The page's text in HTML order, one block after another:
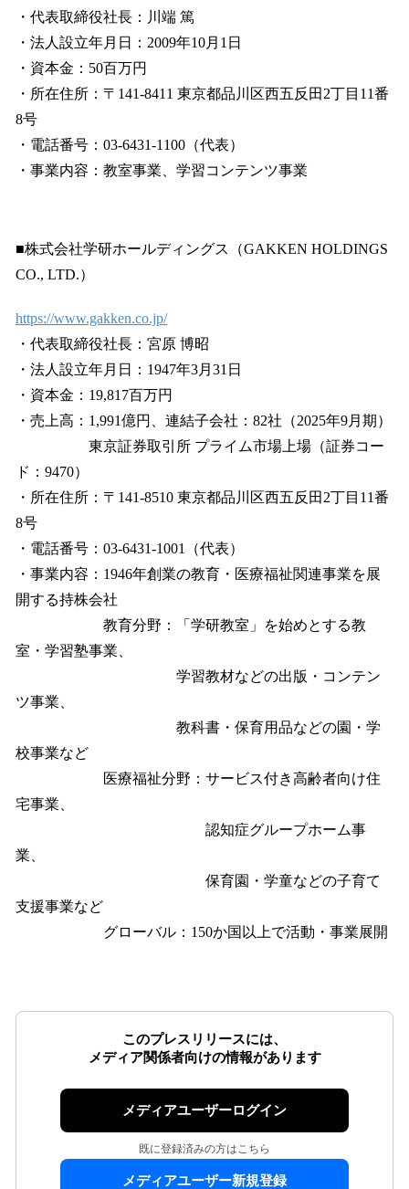
・代表取締役社長：川端 篤
・法人設立年月日：2009年10月1日
・資本金：50百万円
・所在住所：〒141-8411 東京都品川区西五反田2丁目11番
8号
・電話番号：03-6431-1100（代表）
・事業内容：教室事業、学習コンテンツ事業
■株式会社学研ホールディングス（GAKKEN HOLDINGS
CO., LTD.）
https://www.gakken.co.jp/
・代表取締役社長：宮原 博昭
・法人設立年月日：1947年3月31日
・資本金：19,817百万円
・売上高：1,991億円、連結子会社：82社（2025年9月期）
東京証券取引所 プライム市場上場（証券コー
ド：9470）
・所在住所：〒141-8510 東京都品川区西五反田2丁目11番
8号
・電話番号：03-6431-1001（代表）
・事業内容：1946年創業の教育・医療福祉関連事業を展
開する持株会社
教育分野：「学研教室」を始めとする教
室・学習塾事業、
学習教材などの出版・コンテン
ツ事業、
教科書・保育用品などの園・学
校事業など
医療福祉分野：サービス付き高齢者向け住
宅事業、
認知症グループホーム事
業、
保育園・学童などの子育て
支援事業など
グローバル：150か国以上で活動・事業展開
このプレスリリースには、
メディア関係者向けの情報があります
メディアユーザーログイン
既に登録済みの方はこちら
メディアユーザー新規登録